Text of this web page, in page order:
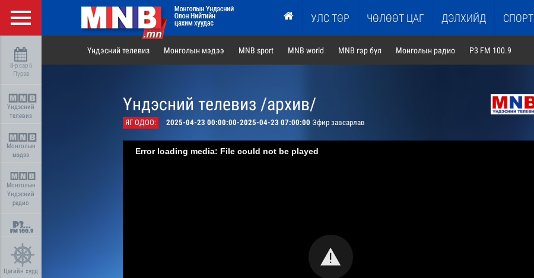
УЛС ТӨР ЧӨЛӨӨТ ЦАГ ДЭЛХИЙД СПОРТ
8-р сар 6
Пүрэв
Үндэсний
телевиз
Монголын
мэдээ
Монголын
Үндэсний
радио
Цагийн хүрд
Үндэсний телевиз Монголын мэдээ MNB sport MNB world MNB гэр бүл Монголын радио P3 FM 100.9
Үндэсний телевиз /архив/
ЯГ ОДОО: 2025-04-23 00:00:00-2025-04-23 07:00:00 Эфир завсарлав
Error loading media: File could not be played